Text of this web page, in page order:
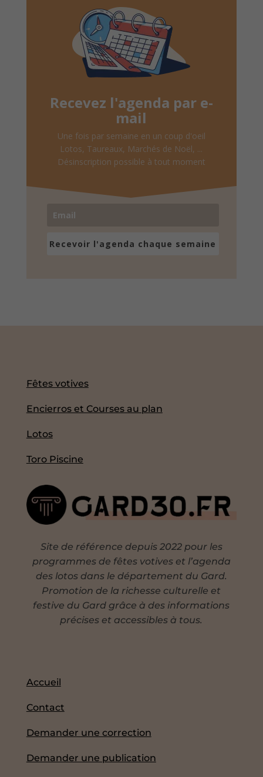
Recevez l'agenda par e-
mail
Une fois par semaine en un coup d'oeil
Lotos, Taureaux, Marchés de Noël, ...
Désinscription possible à tout moment
Recevoir l'agenda chaque semaine
Fêtes votives
Encierros et Courses au plan
Lotos
Toro Piscine
Site de référence depuis 2022 pour les
programmes de fêtes votives et l’agenda
des lotos dans le département du Gard.
Promotion de la richesse culturelle et
festive du Gard grâce à des informations
précises et accessibles à tous.
Accueil
Contact
Demander une correction
Demander une publication